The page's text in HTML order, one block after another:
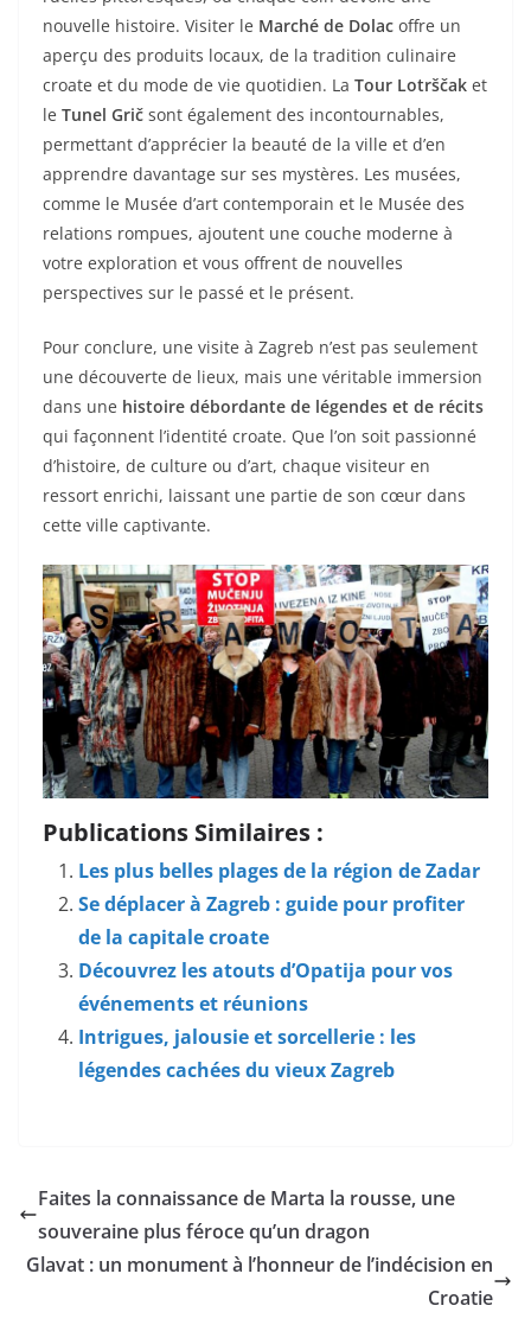
nouvelle histoire. Visiter le Marché de Dolac offre un
aperçu des produits locaux, de la tradition culinaire
croate et du mode de vie quotidien. La Tour Lotrščak et
le Tunel Grič sont également des incontournables,
permettant d’apprécier la beauté de la ville et d’en
apprendre davantage sur ses mystères. Les musées,
comme le Musée d’art contemporain et le Musée des
relations rompues, ajoutent une couche moderne à
votre exploration et vous offrent de nouvelles
perspectives sur le passé et le présent.
Pour conclure, une visite à Zagreb n’est pas seulement
une découverte de lieux, mais une véritable immersion
dans une histoire débordante de légendes et de récits
qui façonnent l’identité croate. Que l’on soit passionné
d’histoire, de culture ou d’art, chaque visiteur en
ressort enrichi, laissant une partie de son cœur dans
cette ville captivante.
Publications Similaires :
Les plus belles plages de la région de Zadar
Se déplacer à Zagreb : guide pour profiter
de la capitale croate
Découvrez les atouts d’Opatija pour vos
événements et réunions
Intrigues, jalousie et sorcellerie : les
légendes cachées du vieux Zagreb
Faites la connaissance de Marta la rousse, une
souveraine plus féroce qu’un dragon
Glavat : un monument à l’honneur de l’indécision en
Croatie